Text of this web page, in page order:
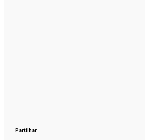
Partilhar